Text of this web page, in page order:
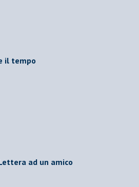
il tempo
ad un amico